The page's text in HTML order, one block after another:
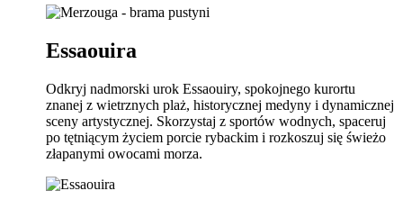
Essaouira
Odkryj nadmorski urok Essaouiry, spokojnego kurortu
znanej z wietrznych plaż, historycznej medyny i dynamicznej
sceny artystycznej. Skorzystaj z sportów wodnych, spaceruj
po tętniącym życiem porcie rybackim i rozkoszuj się świeżo
złapanymi owocami morza.